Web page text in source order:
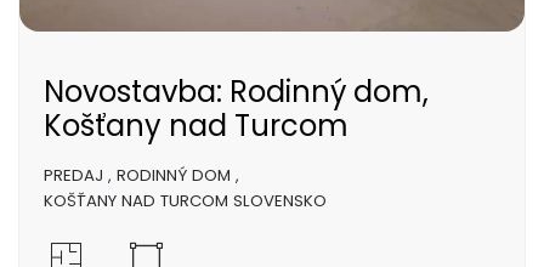
Novostavba: Rodinný dom,
Košťany nad Turcom
PREDAJ , RODINNÝ DOM ,
KOŠŤANY NAD TURCOM SLOVENSKO